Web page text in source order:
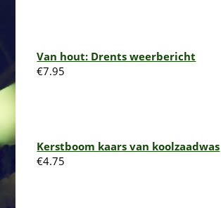
Van hout: Drents weerbericht
€7.95
Kerstboom kaars van koolzaadwas
€4.75